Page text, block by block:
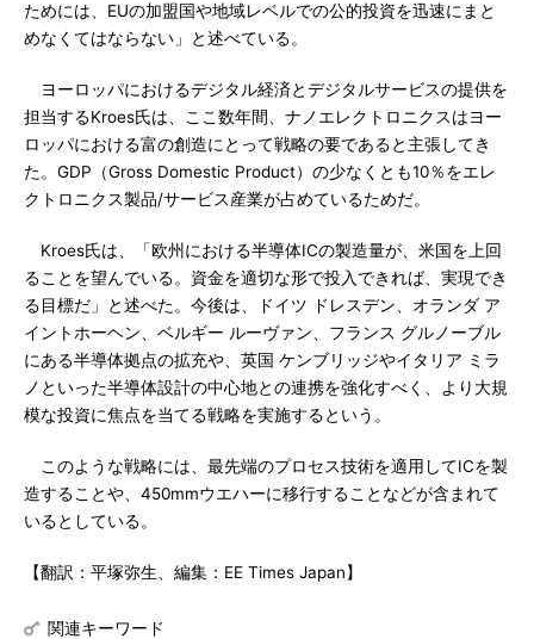
ためには、EUの加盟国や地域レベルでの公的投資を迅速にまと
めなくてはならない」と述べている。
ヨーロッパにおけるデジタル経済とデジタルサービスの提供を
担当するKroes氏は、ここ数年間、ナノエレクトロニクスはヨー
ロッパにおける富の創造にとって戦略の要であると主張してき
た。GDP（Gross Domestic Product）の少なくとも10％をエレ
クトロニクス製品/サービス産業が占めているためだ。
Kroes氏は、「欧州における半導体ICの製造量が、米国を上回
ることを望んでいる。資金を適切な形で投入できれば、実現でき
る目標だ」と述べた。今後は、ドイツ ドレスデン、オランダ ア
イントホーヘン、ベルギー ルーヴァン、フランス グルノーブル
にある半導体拠点の拡充や、英国 ケンブリッジやイタリア ミラ
ノといった半導体設計の中心地との連携を強化すべく、より大規
模な投資に焦点を当てる戦略を実施するという。
このような戦略には、最先端のプロセス技術を適用してICを製
造することや、450mmウエハーに移行することなどが含まれて
いるとしている。
【翻訳：平塚弥生、編集：EE Times Japan】
関連キーワード